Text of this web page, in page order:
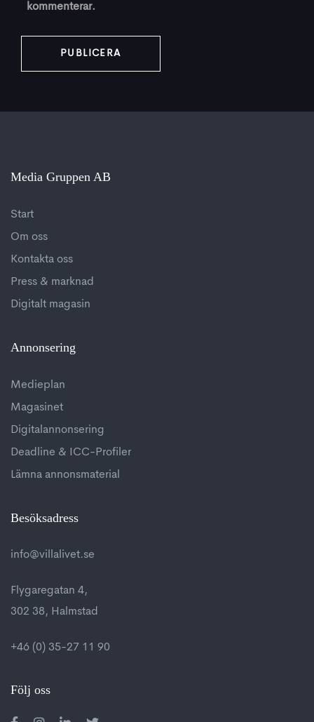
kommenterar.
Media Gruppen AB
Start
Om oss
Kontakta oss
Press & marknad
Digitalt magasin
Annonsering
Medieplan
Magasinet
Digitalannonsering
Deadline & ICC-Profiler
Lämna annonsmaterial
Besöksadress
info@villalivet.se
Flygaregatan 4,
302 38, Halmstad
+46 (0) 35-27 11 90
Följ oss